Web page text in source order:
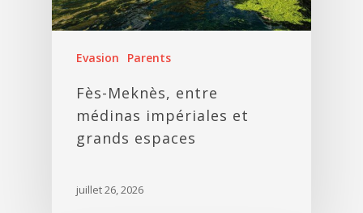
Evasion Parents
Fès-Meknès, entre
médinas impériales et
grands espaces
juillet 26, 2026